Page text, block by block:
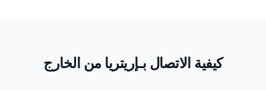
كيفية الاتصال بـإريتريا من الخارج